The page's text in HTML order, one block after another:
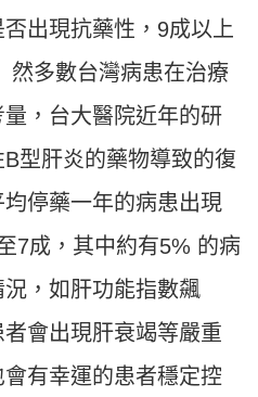
出現抗藥性，9成以上
然多數台灣病患在治療
，台大醫院近年的研
型肝炎的藥物導致的復
停藥一年的病患出現
7成，其中約有5% 的病
，如肝功能指數飆
會出現肝衰竭等嚴重
有幸運的患者穩定控